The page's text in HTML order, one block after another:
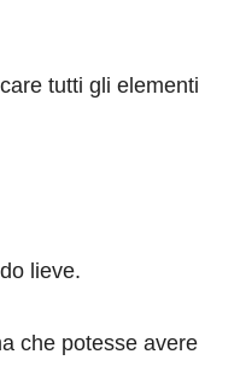
tutti gli elementi
lieve.
che potesse avere